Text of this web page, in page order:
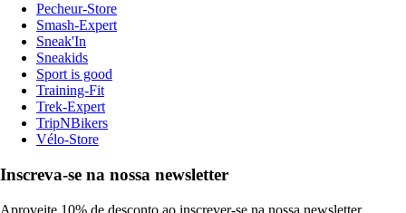
Pecheur-Store
Smash-Expert
Sneak'In
Sneakids
Sport is good
Training-Fit
Trek-Expert
TripNBikers
Vélo-Store
Inscreva-se na nossa newsletter
Aproveite 10% de desconto ao inscrever-se na nossa newsletter